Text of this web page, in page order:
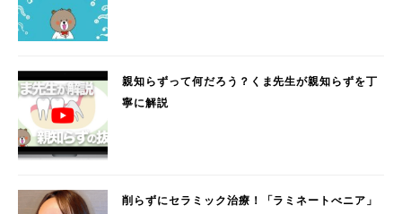
親知らずって何だろう？くま先生が親知らずを丁
寧に解説
削らずにセラミック治療！「ラミネートべニア」